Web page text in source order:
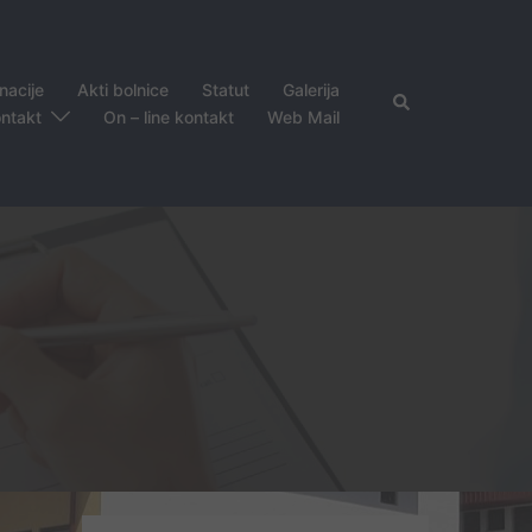
Akti bolnice Statut
Galerija
On – line kontakt Web Mail
Search